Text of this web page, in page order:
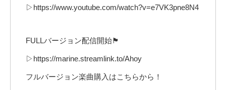
▷https://www.youtube.com/watch?v=e7VK3pne8N4
FULLバージョン配信開始🏴
▷https://marine.streamlink.to/Ahoy
フルバージョン楽曲購入はこちらから！